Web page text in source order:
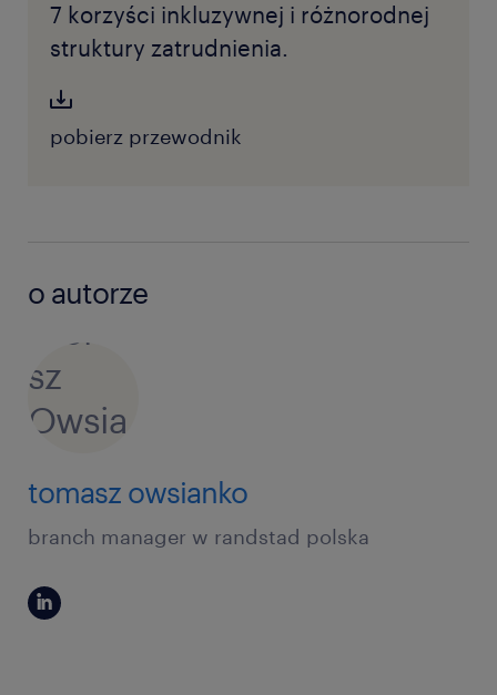
7 korzyści inkluzywnej i różnorodnej
struktury zatrudnienia.
pobierz przewodnik
o autorze
tomasz owsianko
branch manager w randstad polska